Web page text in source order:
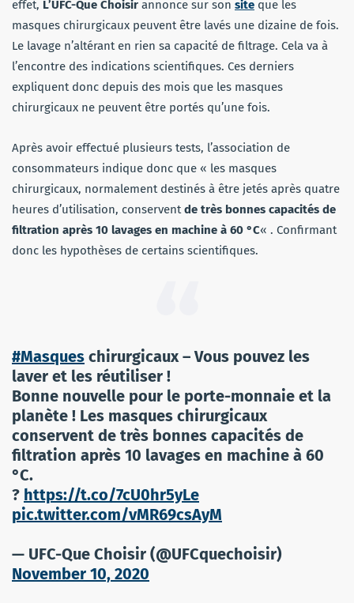
effet, L’UFC-Que Choisir annonce sur son site que les
masques chirurgicaux peuvent être lavés une dizaine de fois.
Le lavage n’altérant en rien sa capacité de filtrage. Cela va à
l’encontre des indications scientifiques. Ces derniers
expliquent donc depuis des mois que les masques
chirurgicaux ne peuvent être portés qu’une fois.
Après avoir effectué plusieurs tests, l’association de
consommateurs indique donc que « les masques
chirurgicaux, normalement destinés à être jetés après quatre
heures d’utilisation, conserventde très bonnes capacités de
filtration après 10 lavages en machine à 60 °C« . Confirmant
donc les hypothèses de certains scientifiques.
#Masques chirurgicaux – Vous pouvez les
laver et les réutiliser !
Bonne nouvelle pour le porte-monnaie et la
planète ! Les masques chirurgicaux
conservent de très bonnes capacités de
filtration après 10 lavages en machine à 60
°C.
? https://t.co/7cU0hr5yLe
pic.twitter.com/vMR69csAyM
— UFC-Que Choisir (@UFCquechoisir)
November 10, 2020